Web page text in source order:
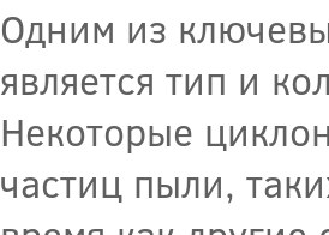
Одним из
является тип и
Некоторые
частиц пыли,